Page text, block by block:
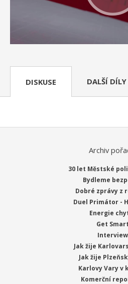
DISKUSE DALŠÍ
Archiv
30 let Městské
Bydleme
Dobré zprávy z
Duel Primátor -
Energie
Get Smart
Interview
Jak žije
Jak žije
Karlovy Vary v
Komerční